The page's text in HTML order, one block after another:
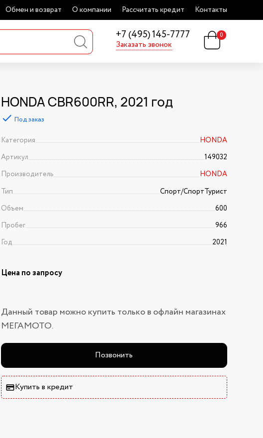
Обмен и возврат О компании Рассчитать кредит Контакты
+7 (495) 145-7777
Заказать звонок
0
HONDA CBR600RR, 2021 год
Под заказ
Категория
HONDA
Артикул
149032
Производитель
HONDA
Тип
Спорт/CпортТурист
Объем
600
Пробег
966
Год
2021
Цена по запросу
Данный товар можно купить только в офлайн магазинах
МЕГАМОТО.
Позвонить
Купить в кредит